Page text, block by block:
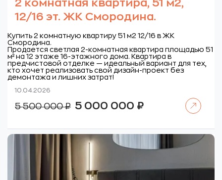
2 комнатная квартира, 51 м2,
12/16 эт. ЖК Смородина.
Купить 2 комнатную квартиру 51 м2 12/16 в ЖК
Смородина.
Продается светлая 2-комнатная квартира площадью 51
м² на 12 этаже 16-этажного дома. Квартира в
предчистовой отделке — идеальный вариант для тех,
кто хочет реализовать свой дизайн-проект без
демонтажа и лишних затрат!
10.04.2026
5 500 000₽
Первоначальная
цена
500
000 ₽.
5 000 000 ₽Текущая
000 ₽.